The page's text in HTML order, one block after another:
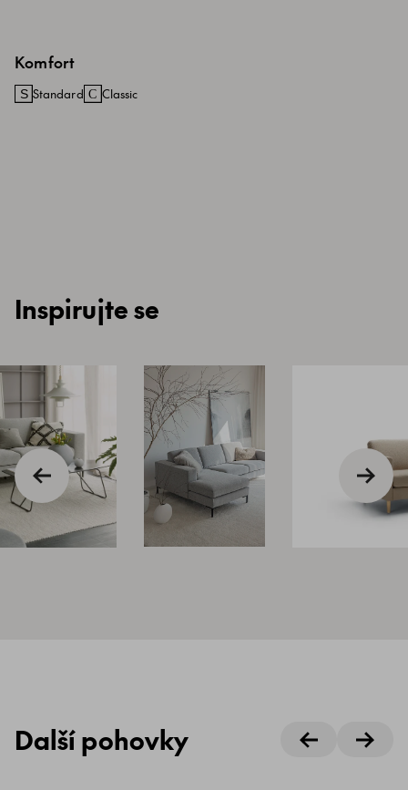
Komfort
Standard Classic
Inspirujte se
Další pohovky